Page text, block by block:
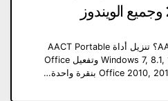
ما هو تفعيل أداة AACT Portable؟ تنزيل أداة AACT Portable
التنشيط لجميع إصدارات Windows 7, 8.1, 10, 11 وتفعيل Office